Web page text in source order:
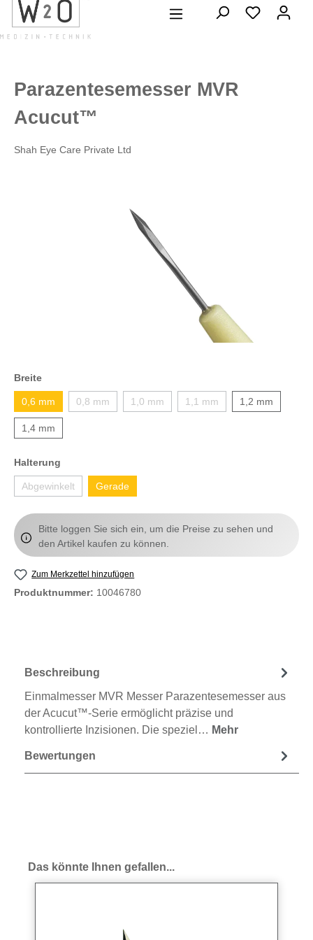
springen
Parazentesemesser MVR
Acucut™
Shah Eye Care Private Ltd
Breite
0,6 mm 0,8 mm 1,0 mm 1,1 mm 1,2 mm
1,4 mm
Halterung
Abgewinkelt Gerade
Bitte loggen Sie sich ein, um die Preise zu sehen und
den Artikel kaufen zu können.
Zum Merkzettel hinzufügen
Produktnummer: 10046780
Beschreibung
Einmalmesser MVR Messer Parazentesemesser aus
der Acucut™-Serie ermöglicht präzise und
kontrollierte Inzisionen. Die speziel… Mehr
Bewertungen
Produktgalerie überspringen
Das könnte Ihnen gefallen...